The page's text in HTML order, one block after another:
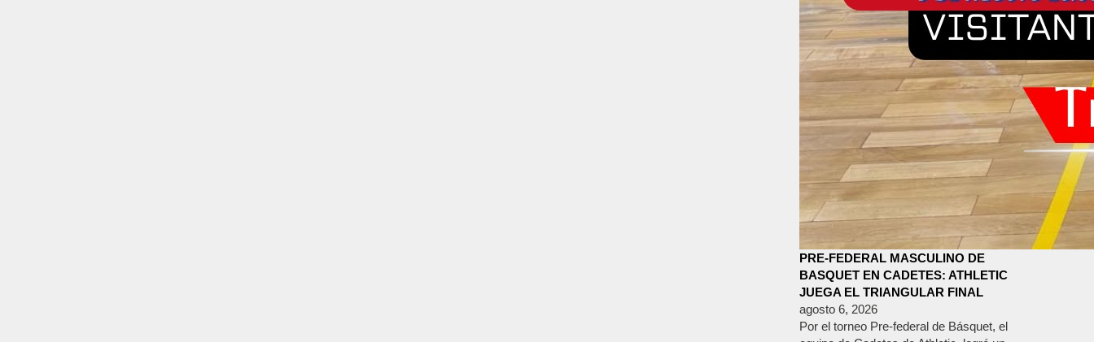
PRE-FEDERAL MASCULINO DE
BASQUET EN CADETES: ATHLETIC
JUEGA EL TRIANGULAR FINAL
agosto 6, 2026
Por el torneo Pre-federal de Básquet, el